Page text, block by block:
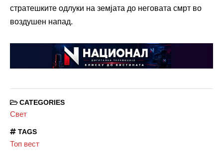
стратешките одлуки на земјата до неговата смрт во
воздушен напад.
CATEGORIES
Свет
TAGS
Топ вест